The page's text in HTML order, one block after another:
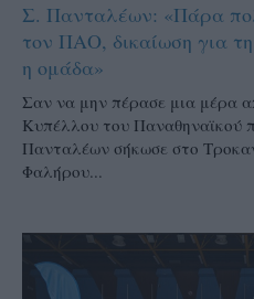
Σ. Πανταλέων: «Πάρα
τον ΠΑΟ, δικαίωση για
η ομάδα»
Σαν να μην πέρασε μια μέρα
Κυπέλλου του Παναθηναϊκού
Πανταλέων σήκωσε στο
Φαλήρου...